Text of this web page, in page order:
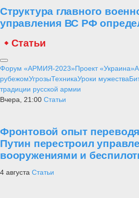
Структура главного
управления ВС РФ
Статьи
Форум «АРМИЯ-2023»Проект «Украина»
рубежомУгрозыТехникаУроки мужества
традиции русской армии
Вчера, 21:00 Статьи
Фронтовой опыт
Путин перестроил
вооружениями и
4 августа Статьи